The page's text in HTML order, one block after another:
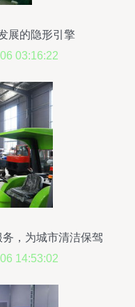
展的隐形引擎
03:16:22
，为城市清洁保驾
14:53:02